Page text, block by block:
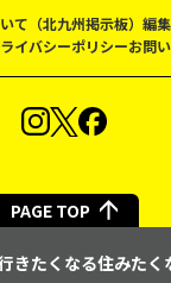
て（北九州掲示板） 編
イバシーポリシーお問
PAGE TOP
きたくなる住みたく